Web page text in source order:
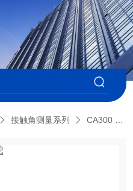
接触角测量系列 CA300 大平台接触角测量仪